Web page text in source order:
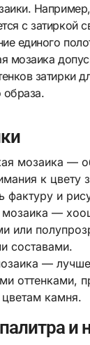
с затиркой
единого
мозаика
затирки
образа.
мозаика —
к цвету
фактуру и
мозаика —
или
составами.
— лучше
оттенками,
камня.
и